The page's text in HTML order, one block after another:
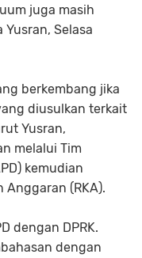
juga masih
Selasa
berkembang jika
diusulkan terkait
Yusran,
melalui Tim
kemudian
Anggaran (RKA).
dengan DPRK.
dengan